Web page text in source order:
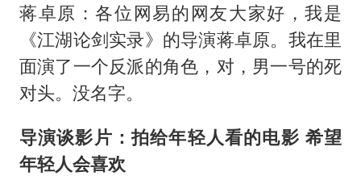
蒋卓原：各位网易的网友大家好，我是
《江湖论剑实录》的导演蒋卓原。我在里
面演了一个反派的角色，对，男一号的死
对头。没名字。
导演谈影片：拍给年轻人看的电影 希望
年轻人会喜欢